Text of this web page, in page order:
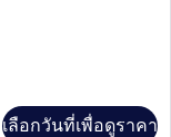
เลือกวันที่เพื่อดูราคา